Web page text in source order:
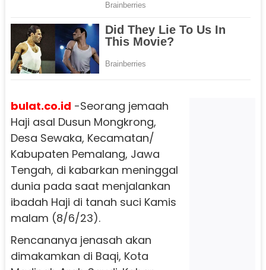
bulat.co.id -Seorang jemaah
Haji asal Dusun Mongkrong,
Desa Sewaka, Kecamatan/
Kabupaten Pemalang, Jawa
Tengah, di kabarkan meninggal
dunia pada saat menjalankan
ibadah Haji di tanah suci Kamis
malam (8/6/23).
Rencananya jenasah akan
dimakamkan di Baqi, Kota